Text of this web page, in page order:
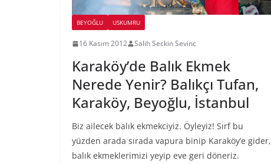
BEYOĞLU USKUMRU
16 Kasım 2012 Salih Seckin Sevinc
Karaköy’de Balık Ekmek
Nerede Yenir? Balıkçı Tufan,
Karaköy, Beyoğlu, İstanbul
Biz ailecek balık ekmekciyiz. Öyleyiz! Sırf bu
yüzden arada sırada vapura binip Karaköy’e gider,
balık ekmeklerimizi yeyip eve geri döneriz.